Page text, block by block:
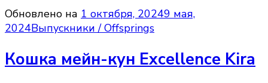
Обновлено на 1 октября, 20249 мая,
2024Выпускники / Offsprings
Кошка мейн-кун Excellence Kira